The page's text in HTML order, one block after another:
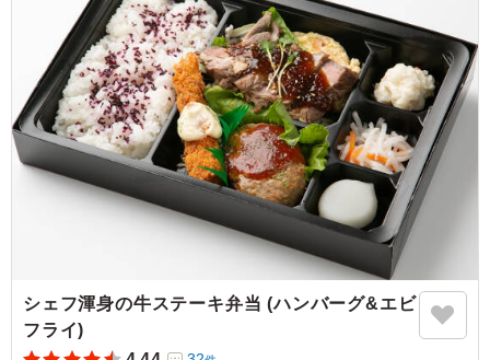
ご利用シーン：会議・セミナー›
講習会
大阪府大阪市北区梅田2025/02/13
シェフ渾身の牛ステーキ弁当 (ハンバーグ&エビ
フライ)